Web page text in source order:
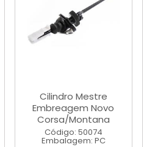
Cilindro Mestre
Embreagem Novo
Corsa/Montana
Código: 50074
Embalagem: PC